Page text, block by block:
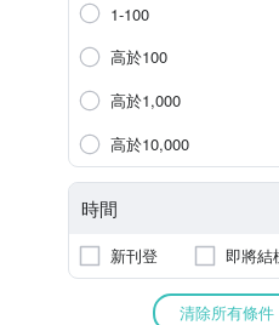
1-100
高於100
高於1,000
高於10,000
時間
新刊登 即將結
清除所有條件